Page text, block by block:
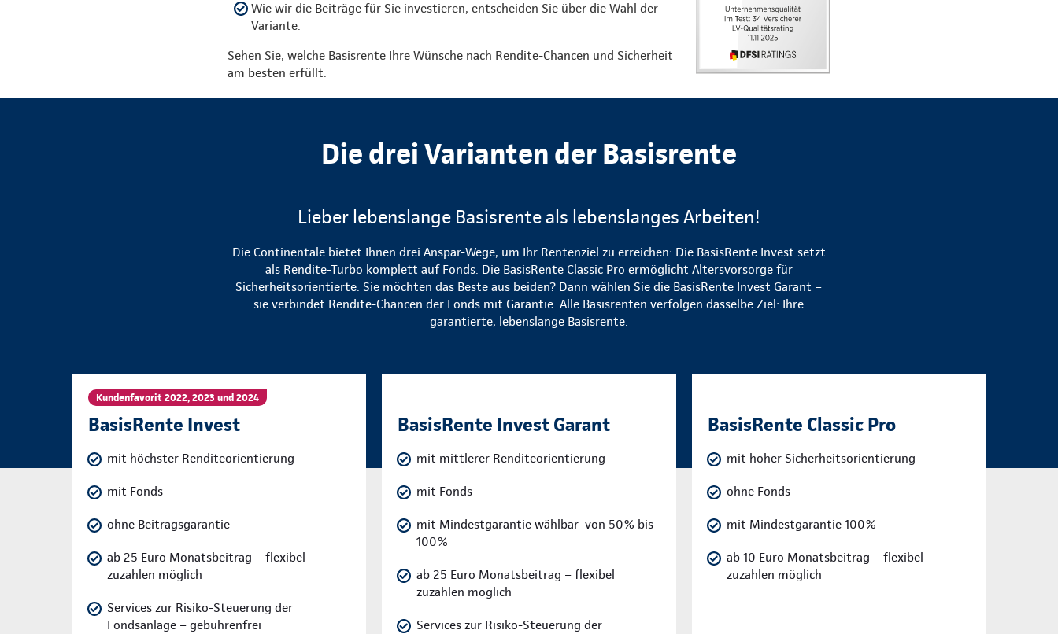
Wie wir die Beiträge für Sie investieren, entscheiden Sie über die Wahl der
Variante.
Sehen Sie, welche Basisrente Ihre Wünsche nach Rendite-Chancen und Sicherheit
am besten erfüllt.
Die drei Varianten der Basisrente
Lieber lebenslange Basisrente als lebenslanges Arbeiten!
Die Continentale bietet Ihnen drei Anspar-Wege, um Ihr Rentenziel zu erreichen: Die BasisRente Invest setzt
als Rendite-Turbo komplett auf Fonds. Die BasisRente Classic Pro ermöglicht Altersvorsorge für
Sicherheitsorientierte. Sie möchten das Beste aus beiden? Dann wählen Sie die BasisRente Invest Garant –
sie verbindet Rendite-Chancen der Fonds mit Garantie. Alle Basisrenten verfolgen dasselbe Ziel: Ihre
garantierte, lebenslange Basisrente.
Kundenfavorit 2022, 2023 und 2024
BasisRente Invest
mit höchster Renditeorientierung
mit Fonds
ohne Beitragsgarantie
ab 25 Euro Monatsbeitrag – flexibel
zuzahlen möglich
Services zur Risiko-Steuerung der
Fondsanlage – gebührenfrei
BasisRente Invest Garant
mit mittlerer Renditeorientierung
mit Fonds
mit Mindestgarantie wählbar von 50% bis
100%
ab 25 Euro Monatsbeitrag – flexibel
zuzahlen möglich
Services zur Risiko-Steuerung der
BasisRente Classic Pro
mit hoher Sicherheitsorientierung
ohne Fonds
mit Mindestgarantie 100%
ab 10 Euro Monatsbeitrag – flexibel
zuzahlen möglich